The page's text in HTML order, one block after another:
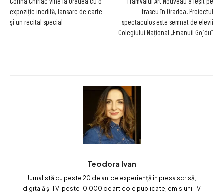
expoziție inedită, lansare de carte
și un recital special
traseu în Oradea. Proiectul
spectaculos este semnat de elevii
Colegiului Național „Emanuil Gojdu”
Teodora Ivan
Jurnalistă cu peste 20 de ani de experiență în presa scrisă,
digitală și TV: peste 10.000 de articole publicate, emisiuni TV